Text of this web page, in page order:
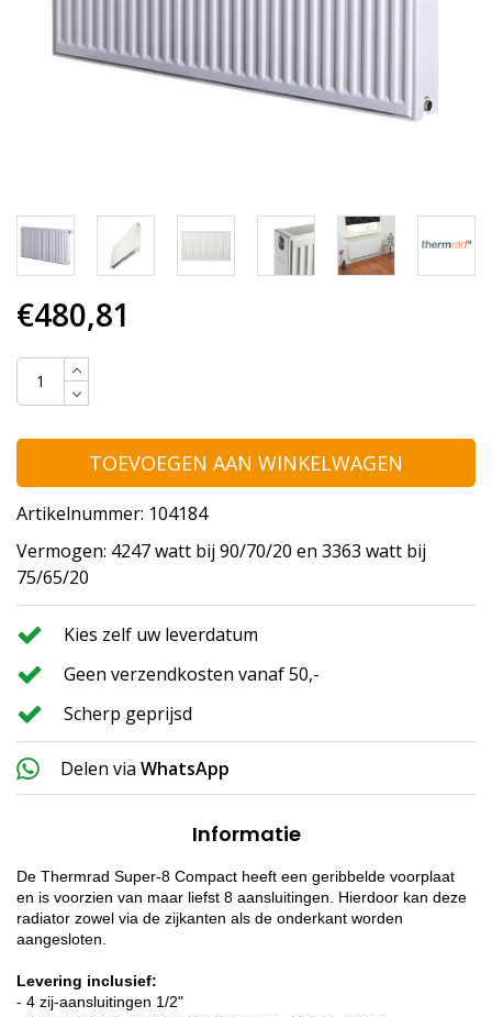
€480,81
TOEVOEGEN AAN WINKELWAGEN
Artikelnummer: 104184
Vermogen: 4247 watt bij 90/70/20 en 3363 watt bij
75/65/20
Kies zelf uw leverdatum
Geen verzendkosten vanaf 50,-
Scherp geprijsd
Delen via WhatsApp
Informatie
De Thermrad Super-8 Compact heeft een geribbelde voorplaat
en is voorzien van maar liefst 8 aansluitingen. Hierdoor kan deze
radiator zowel via de zijkanten als de onderkant worden
aangesloten.
Levering inclusief:
- 4 zij-aansluitingen 1/2"